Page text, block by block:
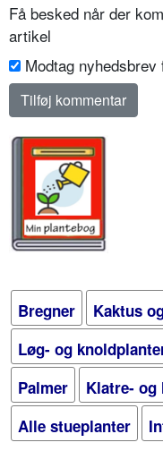
Få besked når der
artikel
Modtag
Bregner
Kaktus
Løg- og
Palmer
Klatre-
Alle stueplanter